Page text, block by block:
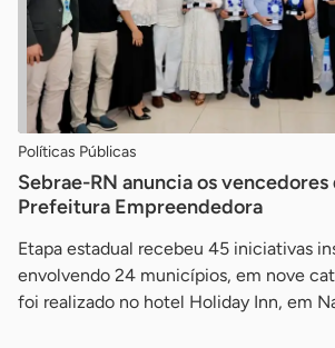
Políticas Públicas
Sebrae-RN anuncia os
Prefeitura Empreendedora
Etapa estadual recebeu 45 iniciativas
envolvendo 24 municípios, em nove
foi realizado no hotel Holiday Inn, em